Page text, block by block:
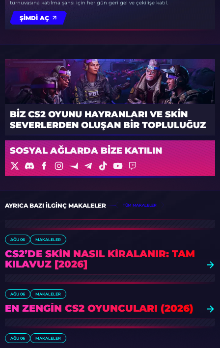
turnuvasına katılma şansı için her gün geri gel ve çekilişe katıl.
ŞIMDI AÇ
BIZ CS2 OYUNU HAYRANLARI VE SKIN
SEVERLERDEN OLUŞAN BIR TOPLULUĞUZ
SOSYAL AĞLARDA BIZE KATILIN
AYRICA BAZI ILGINÇ MAKALELER TÜM MAKALELER
AĞU 06 MAKALELER
CS2’DE SKIN NASIL KIRALANIR: TAM
KILAVUZ [2026]
AĞU 06 MAKALELER
EN ZENGIN CS2 OYUNCULARI (2026)
AĞU 06 MAKALELER